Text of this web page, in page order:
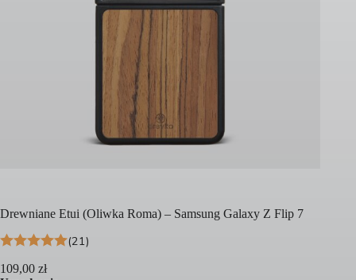
Drewniane Etui (Oliwka Roma) – Samsung Galaxy Z Flip 7
(21)
109,00 zł